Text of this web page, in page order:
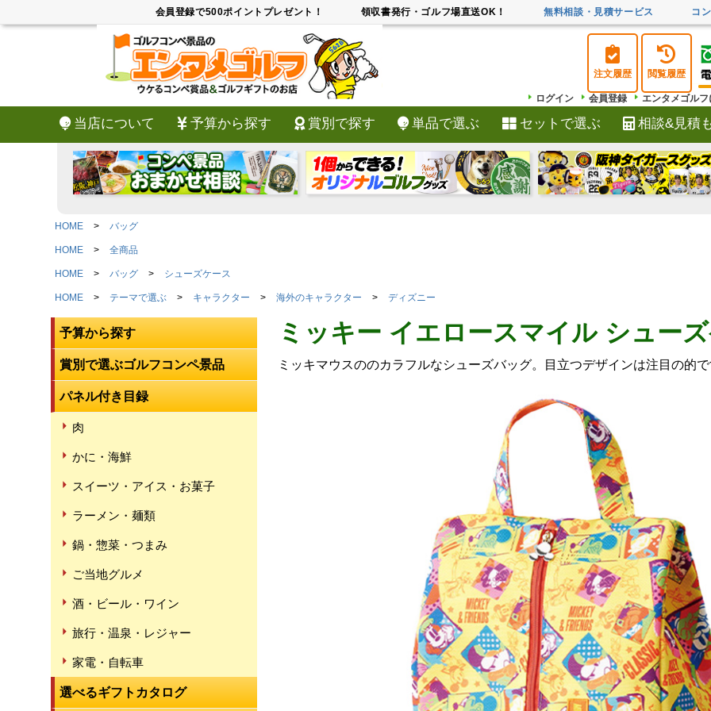
会員登録で500ポイントプレゼント！ 領収書発行・ゴルフ場直送OK！ 無料相談・見積サービス コ
注文履歴 閲覧履歴
ログイン 会員登録 エンタメゴル
当店について 予算から探す 賞別で探す 単品で選ぶ セットで選ぶ 相談&見積
検索
HOME バッグ
HOME 全商品
HOME バッグ シューズケース
HOME テーマで選ぶ キャラクター 海外のキャラクター ディズニー
予算から探す
賞別で選ぶゴルフコンペ景品
パネル付き目録
肉
かに・海鮮
スイーツ・アイス・お菓子
ラーメン・麺類
鍋・惣菜・つまみ
ご当地グルメ
酒・ビール・ワイン
旅行・温泉・レジャー
家電・自転車
選べるギフトカタログ
ミッキー イエロースマイル シュー
ミッキマウスののカラフルなシューズバッグ。目立つデザインは注目の的